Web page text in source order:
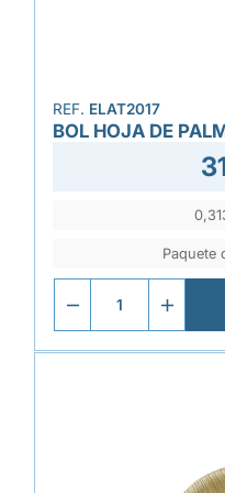
REF. ELAT2017
BOL HOJA DE
Paquete